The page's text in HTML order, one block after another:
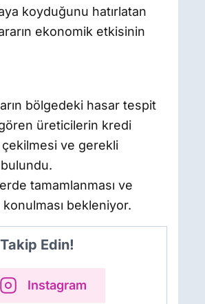
koyduğunu hatırlatan
ekonomik etkisinin
bölgedeki hasar tespit
gören üreticilerin kredi
ve gerekli
tamamlanması ve
bekleniyor.
Edin!
Instagram